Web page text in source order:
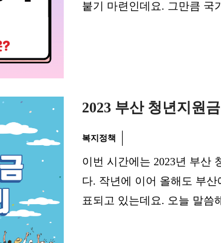
붙기 마련인데요. 그만큼
2023 부산 청년지원
복지정책
이번 시간에는 2023년 부산
다. 작년에 이어 올해도 부
표되고 있는데요. 오늘 말